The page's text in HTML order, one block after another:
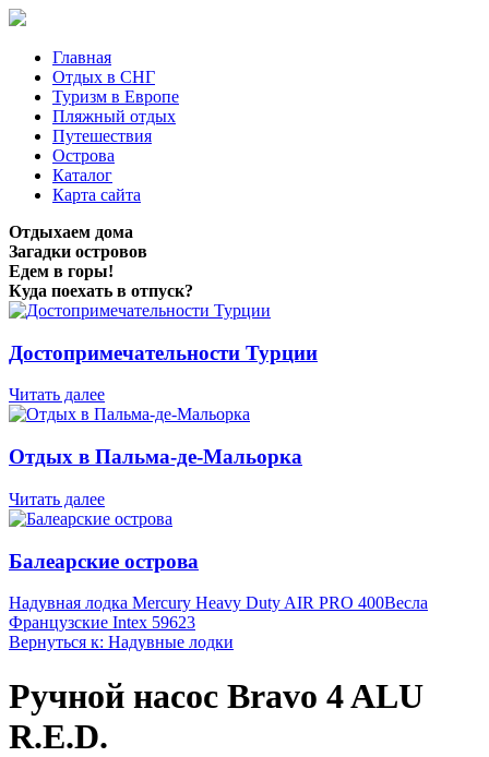
Главная
Отдых в СНГ
Туризм в Европе
Пляжный отдых
Путешествия
Острова
Каталог
Карта сайта
Отдыхаем дома
Загадки островов
Едем в горы!
Куда поехать в отпуск?
Достопримечательности Турции
Читать далее
Отдых в Пальма-де-Мальорка
Читать далее
Балеарские острова
Надувная лодка Mercury Heavy Duty AIR PRO 400Весла
Французские Intex 59623
Вернуться к: Надувные лодки
Ручной насос Bravo 4 ALU
R.E.D.